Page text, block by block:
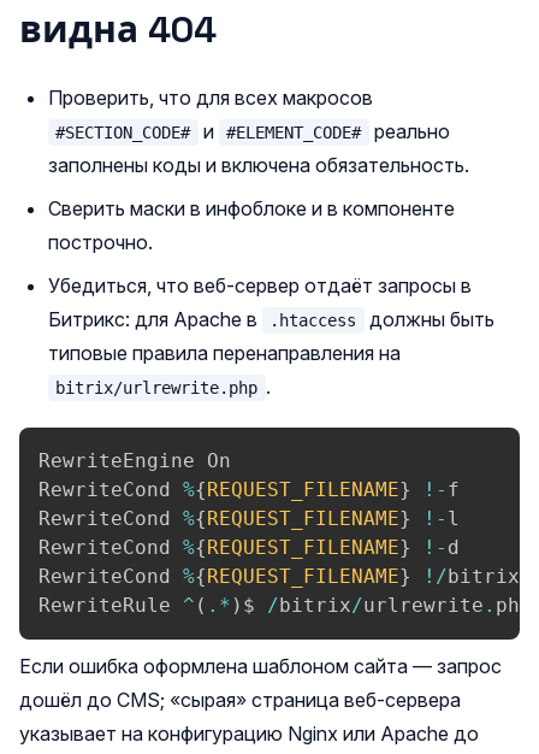
видна 404
Проверить, что для всех макросов
#SECTION_CODE# и #ELEMENT_CODE#
реально
заполнены коды и включена обязательность.
Сверить маски в инфоблоке и в компоненте
построчно.
Убедиться, что веб-сервер отдаёт запросы в
Битрикс: для Apache в
.htaccess
должны быть
типовые правила перенаправления на
bitrix/urlrewrite.php .
RewriteEngine On
RewriteCond %{REQUEST_FILENAME} ! - f
RewriteCond %{REQUEST_FILENAME} ! - l
RewriteCond %{REQUEST_FILENAME} ! - d
RewriteCond %{REQUEST_FILENAME} ! /bitrix
RewriteRule ^ ( . * ) $ /bitrix/urlrewrite .
Если ошибка оформлена шаблоном сайта — запрос
дошёл до CMS; «сырая» страница веб-сервера
указывает на конфигурацию Nginx или Apache до